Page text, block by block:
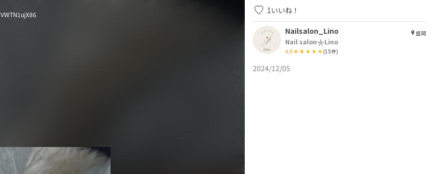
VWTN1ujX86 1いいね！
Nailsalon_Lino
Nail salon𓇼Lino
4.9 (15件)
盛岡
2024/12/05